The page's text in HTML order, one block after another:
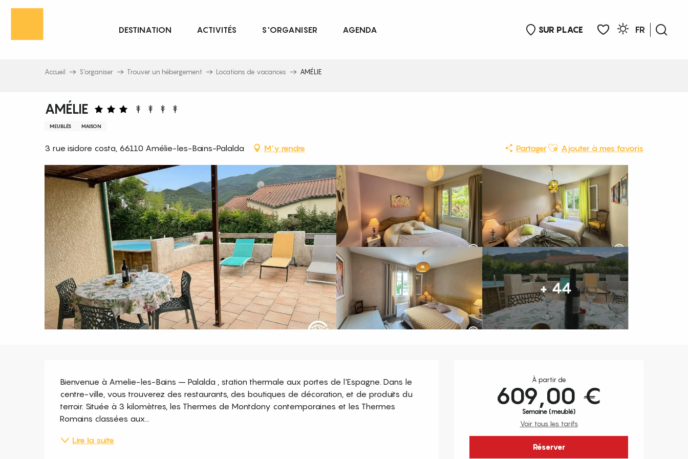
Aller
principal
SUR PLACE
FR
DESTINATION ACTIVITÉS S'ORGANISER AGENDA
Accueil S’organiser Trouver un hébergement Locations de vacances AMÉLIE
AMÉLIE
MEUBLÉS MAISON
3 rue isidore costa, 66110 Amélie-les-Bains-Palalda M'y rendre PartagerAjouter aux favoris
Ajouter à mes favoris
+ 44
Ouverture et coordonnées
À partir de
609,00 €
Semaine (meublé)
Voir tous les tarifs
Réserver
Description
Bienvenue à Amelie-les-Bains – Palalda , station thermale aux portes de l'Espagne. Dans le
centre-ville, vous trouverez des restaurants, des boutiques de décoration, et de produits du
terroir. Située à 3 kilomètres, les Thermes de Montdony contemporaines et les Thermes
Romains classées aux...
Lire la suite